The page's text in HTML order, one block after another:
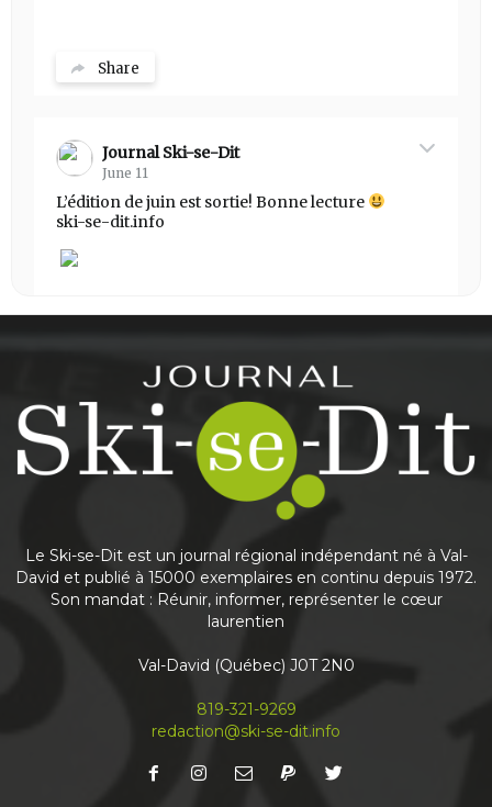
Share
Journal Ski-se-Dit
June 11
L’édition de juin est sortie! Bonne lecture
ski-se-dit.info
Journal Ski-se-Dit
May 25
This content isn't available right now
Journal Ski-se-Dit
Nouvelle édition du journal
infolettre mensuelle pour recevoir votre Ski-se-
Dit avant même qu’il sorte de l’imprimerie
Le Ski-se-Dit est un journal régional indépendant né à Val-
David et publié à 15000 exemplaires en continu depuis 1972.
Son mandat : Réunir, informer, représenter le cœur
laurentien
Val-David (Québec) J0T 2N0
819-321-9269
redaction@ski-se-dit.info